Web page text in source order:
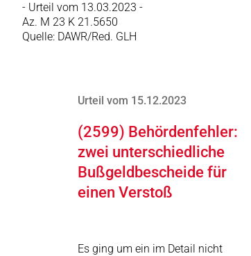
- Urteil vom 13.03.2023 -
Az. M 23 K 21.5650
Quelle: DAWR/Red. GLH
Urteil vom 15.12.2023
(2599) Behördenfehler:
zwei unterschiedliche
Bußgeldbescheide für
einen Verstoß
Es ging um ein im Detail nicht